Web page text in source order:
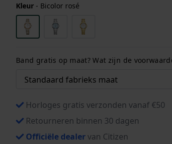
Kleur - Bicolor rosé
Band gratis op maat? Wat zijn de
Horloges gratis verzonden vanaf €50
Retourneren binnen 30 dagen
Officiële dealervan Citizen